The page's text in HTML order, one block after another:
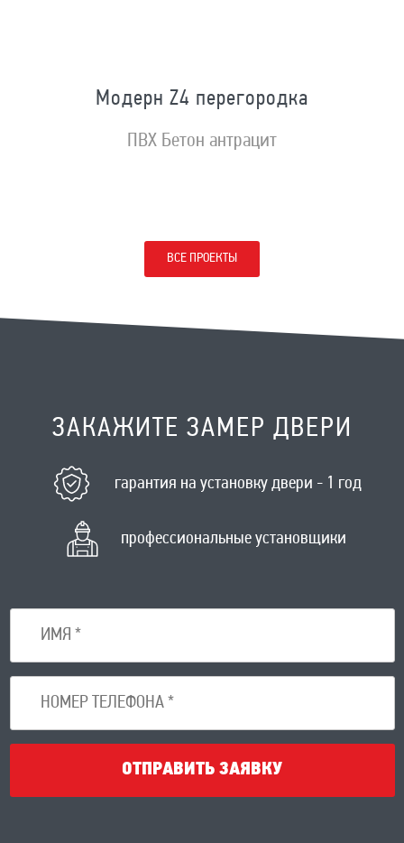
Модерн Z4 перегородка
ПВХ Бетон антрацит
ВСЕ ПРОЕКТЫ
ЗАКАЖИТЕ ЗАМЕР ДВЕРИ
гарантия на установку двери - 1 год
профессиональные установщики
ОТПРАВИТЬ ЗАЯВКУ